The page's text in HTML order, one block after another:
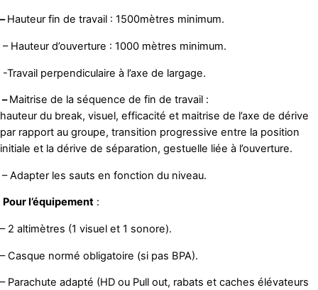
–Hauteur fin de travail : 1500mètres minimum.
– Hauteur d’ouverture : 1000 mètres minimum.
-Travail perpendiculaire à l’axe de largage.
–Maitrise de la séquence de fin de travail :
hauteur du break, visuel, efficacité et maitrise de l’axe de dérive
par rapport au groupe, transition progressive entre la position
initiale et la dérive de séparation, gestuelle liée à l’ouverture.
– Adapter les sauts en fonction du niveau.
Pour l’équipement :
– 2 altimètres (1 visuel et 1 sonore).
– Casque normé obligatoire (si pas BPA).
– Parachute adapté (HD ou Pull out, rabats et caches élévateurs